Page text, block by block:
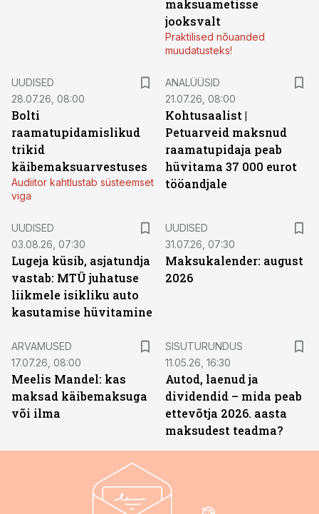
maksuametisse
jooksvalt
Praktilised nõuanded
muudatusteks!
UUDISED
28.07.26, 08:00
Bolti
raamatupidamislikud
trikid
käibemaksuarvestuses
Audiitor kahtlustab süsteemset
viga
ANALÜÜSID
21.07.26, 08:00
Kohtusaalist |
Petuarveid maksnud
raamatupidaja peab
hüvitama 37 000 eurot
tööandjale
UUDISED
03.08.26, 07:30
Lugeja küsib, asjatundja
vastab: MTÜ juhatuse
liikmele isikliku auto
kasutamise hüvitamine
UUDISED
31.07.26, 07:30
Maksukalender: august
2026
ARVAMUSED
17.07.26, 08:00
Meelis Mandel: kas
maksad käibemaksuga
või ilma
SISUTURUNDUS
11.05.26, 16:30
Autod, laenud ja
dividendid – mida peab
ettevõtja 2026. aasta
maksudest teadma?